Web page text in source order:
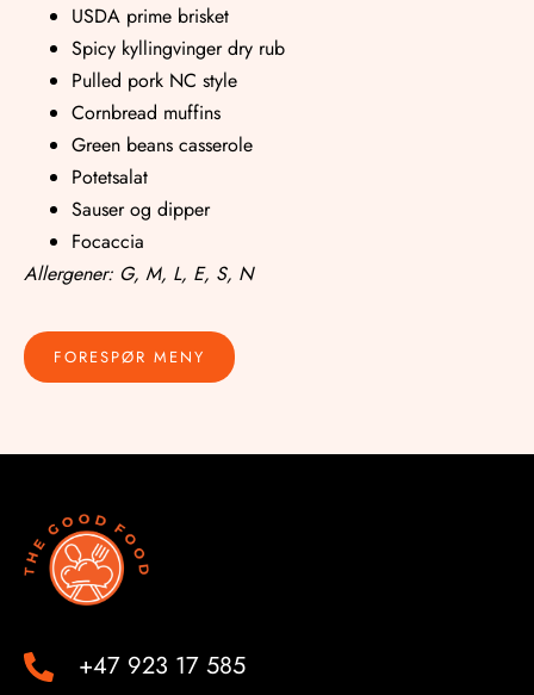
USDA prime brisket
Spicy kyllingvinger dry rub
Pulled pork NC style
Cornbread muffins
Green beans casserole
Potetsalat
Sauser og dipper
Focaccia
Allergener: G, M, L, E, S, N
FORESPØR MENY
+47 923 17 585